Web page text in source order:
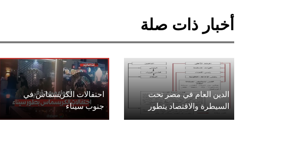
أخبار ذات صلة
الدين العام في مصر تحت
السيطرة والاقتصاد يتطور
احتفالات الكريسماس في
جنوب سيناء